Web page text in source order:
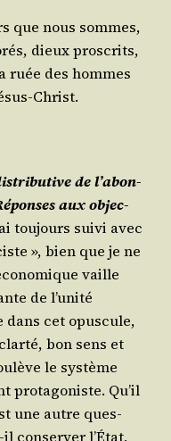
que nous sommes,
dieux proscrits,
ruée des hommes
Christ.
de l’a­bon­
aux objec­
tou­jours sui­vi avec
», bien que je ne
vaille
de l’u­ni­té
dans cet opus­cule,
bon sens et
le sys­tème
pro­ta­go­niste. Qu’il
une autre ques­
conser­ver l’É­tat,